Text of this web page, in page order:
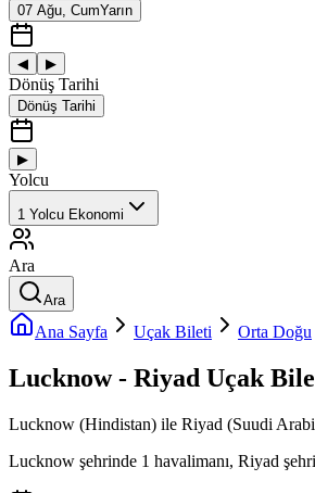
07 Ağu, CumYarın
◀ ▶
Dönüş Tarihi
Dönüş Tarihi
▶
Yolcu
1 Yolcu Ekonomi
Ara
Ara
Ana Sayfa Uçak Bileti Orta Doğu
Lucknow - Riyad Uçak
Lucknow (Hindistan) ile Riyad (Suudi
Lucknow şehrinde 1 havalimanı, Riyad